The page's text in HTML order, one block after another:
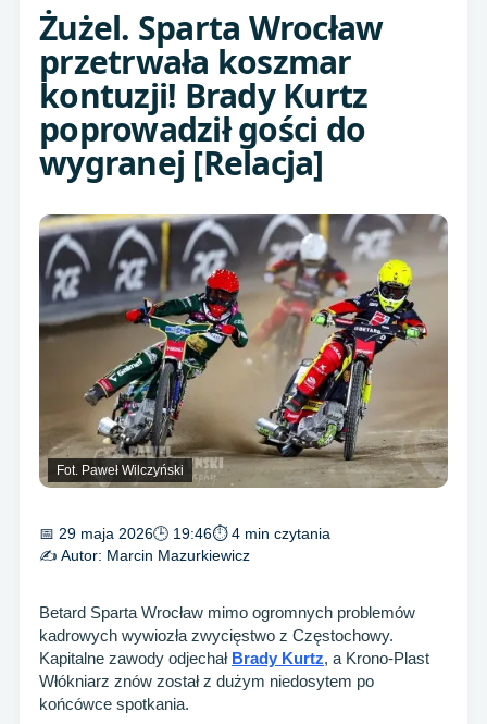
Żużel. Sparta Wrocław
przetrwała koszmar
kontuzji! Brady Kurtz
poprowadził gości do
wygranej [Relacja]
Fot. Paweł Wilczyński
📅 29 maja 2026🕒 19:46⏱ 4 min czytania
✍️ Autor: Marcin Mazurkiewicz
Betard Sparta Wrocław mimo ogromnych problemów
kadrowych wywiozła zwycięstwo z Częstochowy.
Kapitalne zawody odjechał Brady Kurtz, a Krono-Plast
Włókniarz znów został z dużym niedosytem po
końcówce spotkania.